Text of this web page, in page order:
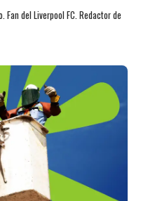
del Liverpool FC. Redactor de